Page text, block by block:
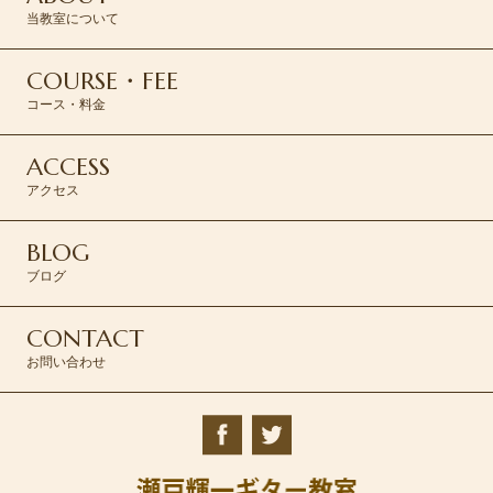
当教室について
COURSE・FEE
コース・料金
ACCESS
アクセス
BLOG
ブログ
CONTACT
お問い合わせ